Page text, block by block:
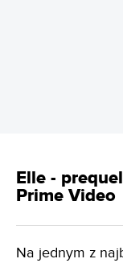
Elle -
Prime Video
Na jednym z